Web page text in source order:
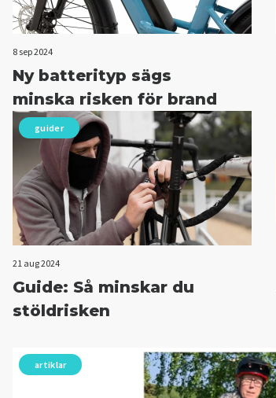
8 sep 2024
Ny batterityp sägs
minska risken för brand
guider
21 aug 2024
Guide: Så minskar du
stöldrisken
artiklar